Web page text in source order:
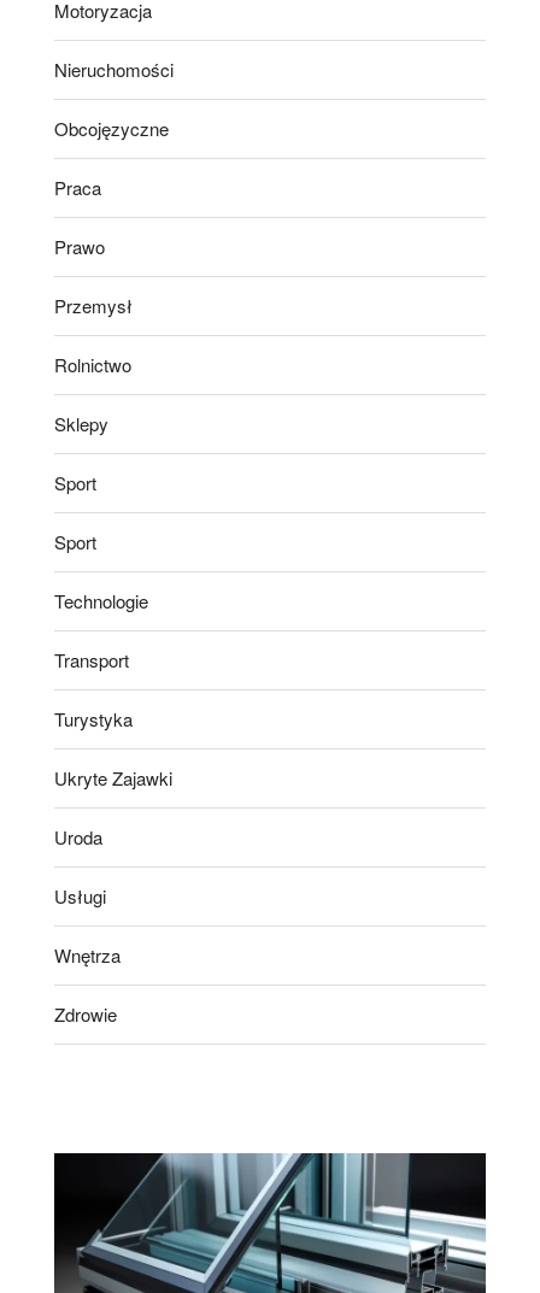
Motoryzacja
Nieruchomości
Obcojęzyczne
Praca
Prawo
Przemysł
Rolnictwo
Sklepy
Sport
Sport
Technologie
Transport
Turystyka
Ukryte Zajawki
Uroda
Usługi
Wnętrza
Zdrowie